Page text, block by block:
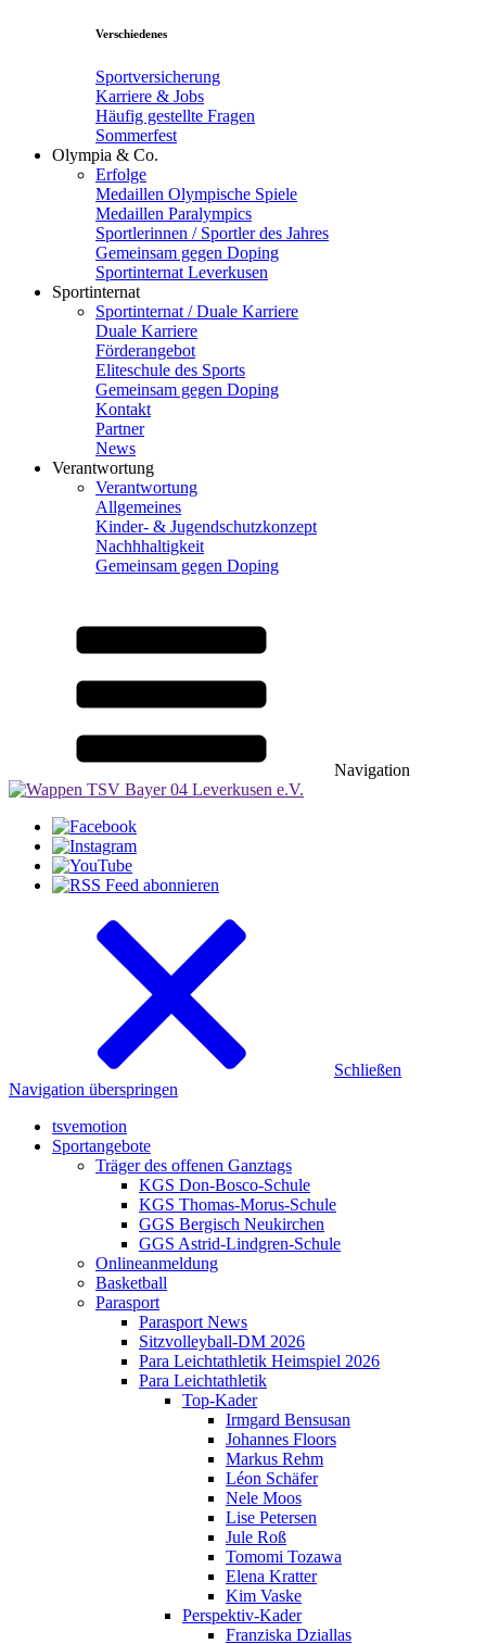
Verschiedenes
Sportversicherung
Karriere & Jobs
Häufig gestellte Fragen
Sommerfest
Olympia & Co.
Erfolge
Medaillen Olympische Spiele
Medaillen Paralympics
Sportlerinnen / Sportler des Jahres
Gemeinsam gegen Doping
Sportinternat Leverkusen
Sportinternat
Sportinternat / Duale Karriere
Duale Karriere
Förderangebot
Eliteschule des Sports
Gemeinsam gegen Doping
Kontakt
Partner
News
Verantwortung
Verantwortung
Allgemeines
Kinder- & Jugendschutzkonzept
Nachhhaltigkeit
Gemeinsam gegen Doping
Navigation
Schließen
Navigation überspringen
tsvemotion
Sportangebote
Träger des offenen Ganztags
KGS Don-Bosco-Schule
KGS Thomas-Morus-Schule
GGS Bergisch Neukirchen
GGS Astrid-Lindgren-Schule
Onlineanmeldung
Basketball
Parasport
Parasport News
Sitzvolleyball-DM 2026
Para Leichtathletik Heimspiel 2026
Para Leichtathletik
Top-Kader
Irmgard Bensusan
Johannes Floors
Markus Rehm
Léon Schäfer
Nele Moos
Lise Petersen
Jule Roß
Tomomi Tozawa
Elena Kratter
Kim Vaske
Perspektiv-Kader
Franziska Dziallas